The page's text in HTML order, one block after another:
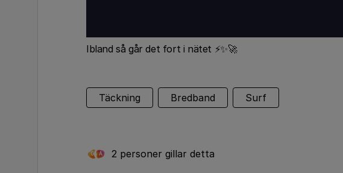
Ibland så går det fort i nätet ⚡️✨️🚀
Täckning Bredband Surf
G A 2 personer gillar detta